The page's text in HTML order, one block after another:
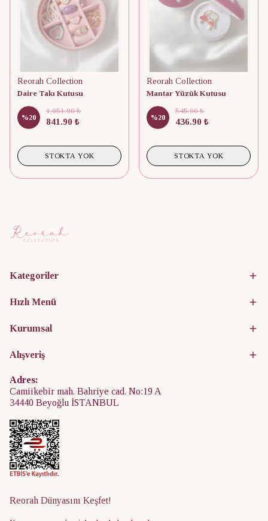
Reorah Collection
Daire Takı Kutusu
%20
1,051.90 ₺
841.90 ₺
STOKTA YOK
Reorah Collection
Mantar Yüzük Kutusu
%20
545.90 ₺
436.90 ₺
STOKTA YOK
Kategoriler
Hızlı Menü
Kurumsal
Alışveriş
Adres:
Camiikebir mah. Bahriye cad. No:19 A
34440 Beyoğlu İSTANBUL
Reorah Dünyasını Keşfet!